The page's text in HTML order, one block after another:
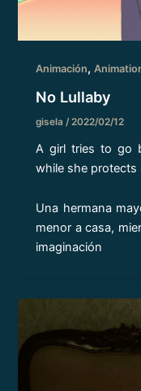
Animación,
No Lullaby
gisela/2022/02/12
A girl tries to go
while she protects
Una hermana
menor a casa,
imaginación